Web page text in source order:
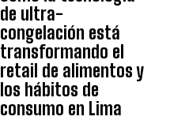
de ultra-
congelación está
transformando el
retail de alimentos y
los hábitos de
consumo en Lima